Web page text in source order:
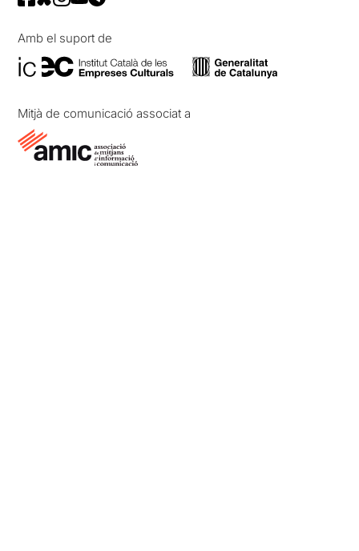
Amb el suport de
Mitjà de comunicació associat a